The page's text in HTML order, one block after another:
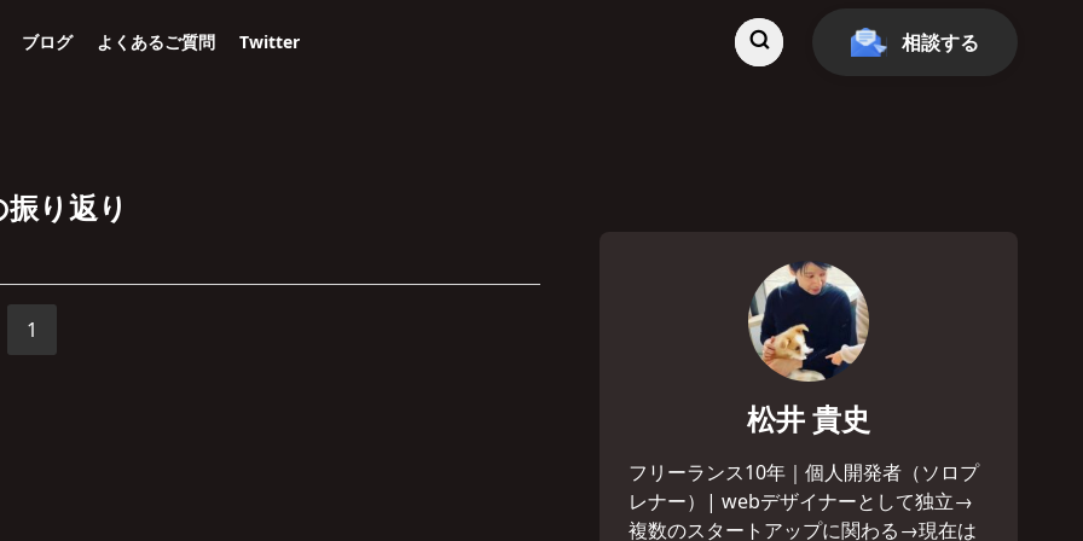
ブログ よくあるご質問 Twitter 相談する
り返り
1
松井 貴史
フリーランス10年｜個人開発者（ソロプ
レナー）| webデザイナーとして独立→
複数のスタートアップに関わる→現在は